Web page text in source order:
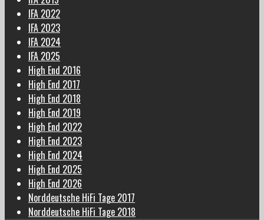
IFA 2022
IFA 2023
IFA 2024
IFA 2025
High End 2016
High End 2017
High End 2018
High End 2019
High End 2022
High End 2023
High End 2024
High End 2025
High End 2026
Norddeutsche HiFi Tage 2017
Norddeutsche HiFi Tage 2018